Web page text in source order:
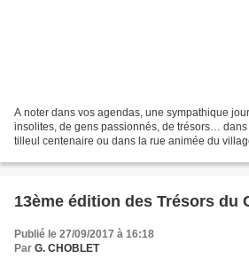
A noter dans vos agendas, une sympathique
insolites, de gens passionnés, de trésors…
tilleul centenaire ou dans la rue animée du
13ème édition des Trésors du
Publié le 27/09/2017 à 16:18
Par G. CHOBLET